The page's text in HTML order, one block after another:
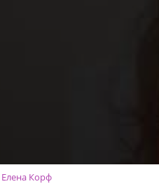
Елена Корф